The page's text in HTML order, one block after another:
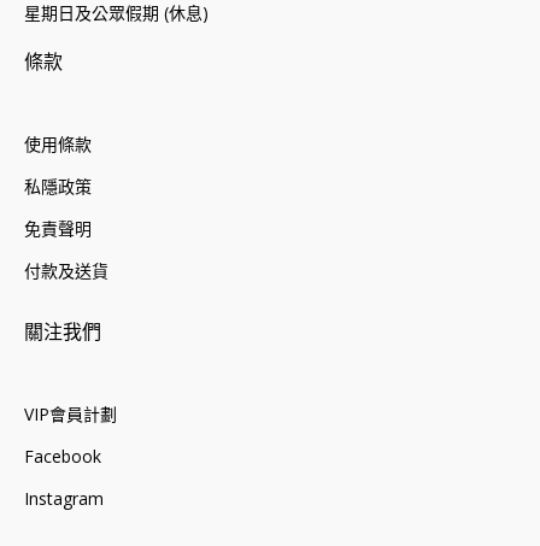
星期日及公眾假期 (休息)
條款
使用條款
私隱政策
免責聲明
付款及送貨
關注我們
VIP會員計劃
Facebook
Instagram